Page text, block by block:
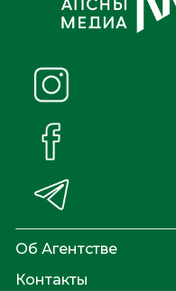
Об Агентстве
Контакты